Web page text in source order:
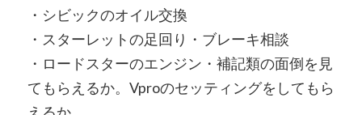
・シビックのオイル交換
・スターレットの足回り・ブレーキ相談
・ロードスターのエンジン・補記類の面倒を見
てもらえるか。Vproのセッティングをしてもら